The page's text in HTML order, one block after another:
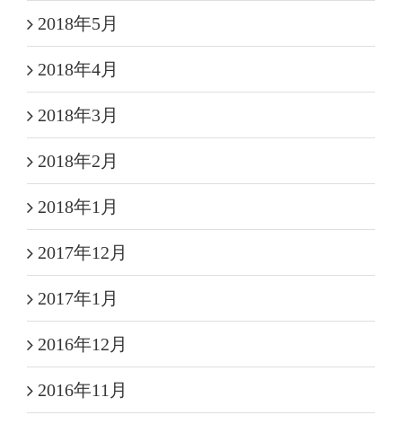
2018年5月
2018年4月
2018年3月
2018年2月
2018年1月
2017年12月
2017年1月
2016年12月
2016年11月